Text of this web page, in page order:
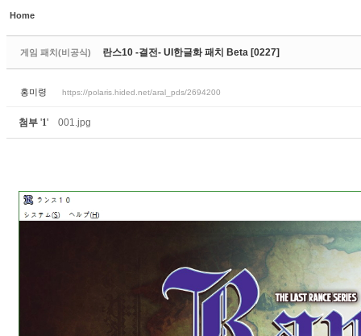
Home
게임 패치(비공식) 란스10 -결전- UI한글화 패치 Beta [0227]
홍미령 https://polaris.hided.net/aral_pds/2694200
첨부 '1' 001.jpg
Sketchbook5, 스케치북5
Sketchbook5, 스케치북5